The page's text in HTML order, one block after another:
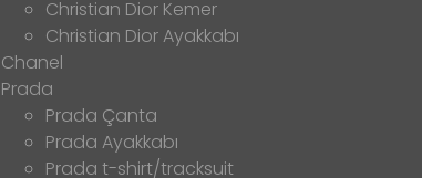
Christian Dior Kemer
Christian Dior Ayakkabı
Chanel
Prada
Prada Çanta
Prada Ayakkabı
Prada t-shirt/tracksuit